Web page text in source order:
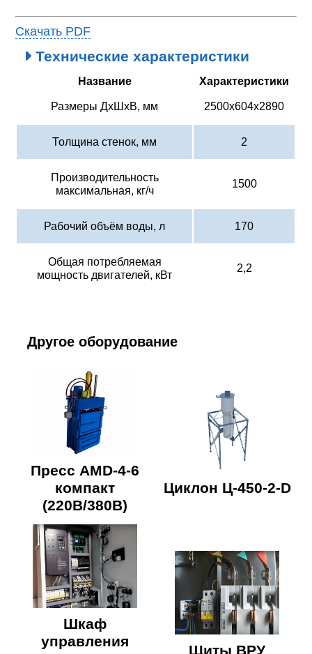
Скачать PDF
Технические характеристики
Название Характеристики
Размеры ДхШхВ, мм 2500х604х2890
Толщина стенок, мм 2
Производительность
максимальная, кг/ч
1500
Рабочий объём воды, л 170
Общая потребляемая
мощность двигателей, кВт
2,2
Другое оборудование
Пресс AMD-4-6
компакт
(220В/380В)
Циклон Ц-450-2-D
Шкаф
управления
Щиты ВРУ